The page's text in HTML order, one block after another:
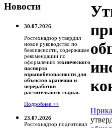
Новости
30.07.2026
Ростехнадзор утвердил
новое руководство по
безопасности, содержащее
рекомендации по
оформлению технического
паспорта
взрывобезопасности для
объектов хранения и
переработки
растительного сырья.
Подробнее >>
23.07.2026
Ростехнадзор подготовил